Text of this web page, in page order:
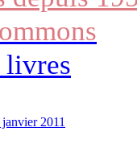
livres
janvier 2011